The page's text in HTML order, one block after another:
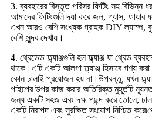
3. ব্যবহারের বিস্তৃত পরিসর ফিটিং সহ বিভিন্ন
আমাদের ফিটিংগুলি দয়া করে জল, গ্যাস, ফায়ার
এখন আরও বেশি সংখ্যক গ্রাহক DIY ল্যাম্প,
বেশি সুন্দর দেখায়।
4. থ্রেডেড ফ্ল্যাঞ্জগুলি হল ফ্ল্যাঞ্জ যা থ্রেড
থাকে।এটি একটি আলগা ফ্ল্যাঞ্জ হিসাবে গণ্য
কোন ঢালাই প্রয়োজন হয় না।উপরন্তু, যখন
পাইপের উপর কাজ করার অতিরিক্ত মুহূর্তটি
জন্য একটি সহজ এবং দক্ষ পছন্দ করে তোলে,
একটি নিরাপদ এবং সুরক্ষিত সংযোগ নিশ্চিত